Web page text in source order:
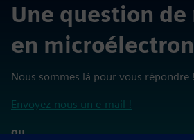
Une question
en
Nous sommes là pour vous répondre !
Envoyez-nous un e-mail !
ou